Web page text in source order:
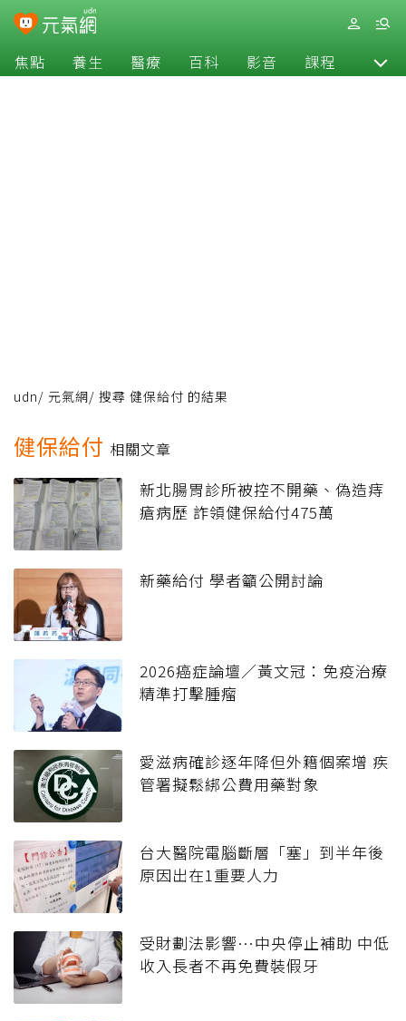
焦點 養生 醫療 百科 影音 課程 退休
udn/ 元氣網/ 搜尋 健保給付 的結果
健保給付 相關文章
新北腸胃診所被控不開藥、偽造痔
瘡病歷 詐領健保給付475萬
新藥給付 學者籲公開討論
2026癌症論壇／黃文冠：免疫治療
精準打擊腫瘤
愛滋病確診逐年降但外籍個案增 疾
管署擬鬆綁公費用藥對象
台大醫院電腦斷層「塞」到半年後
原因出在1重要人力
受財劃法影響…中央停止補助 中低
收入長者不再免費裝假牙